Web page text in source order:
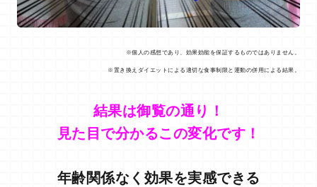
※個人の感想であり、効果効能を保証するものではありません。
※置き換えダイエットによる適切な食事制限と運動の併用による結果。
結果は御覧の通り！
見た目で分かるこの変化です！
年齢関係なく効果を実感できる